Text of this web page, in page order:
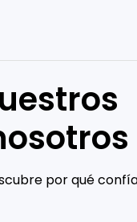
por qué